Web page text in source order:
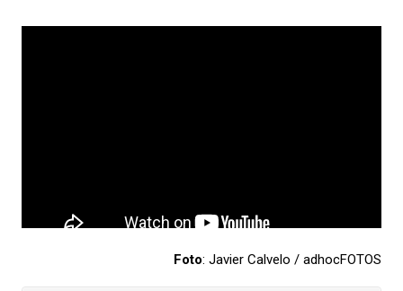
Foto: Javier Calvelo / adhocFOTOS